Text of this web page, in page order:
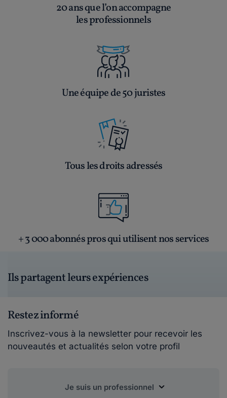
20 ans que l’on accompagne
les professionnels
Une équipe de 50 juristes
Tous les droits adressés
+ 3 000 abonnés pros qui utilisent nos services
Ils partagent leurs expériences
Restez informé
Inscrivez-vous à la newsletter pour recevoir les
nouveautés et actualités selon votre profil